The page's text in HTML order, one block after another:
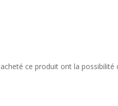
ce produit ont la possibilité